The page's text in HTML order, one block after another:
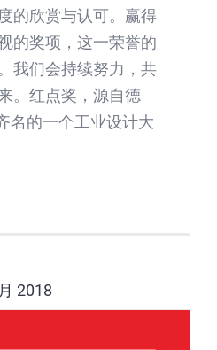
的欣赏与认可。赢得
的奖项，这一荣誉的
我们会持续努力，共
。红点奖，源自德
名的一个工业设计大
2018